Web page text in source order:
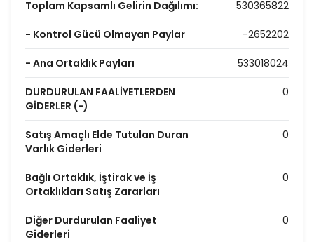
Toplam Kapsamlı Gelirin Dağılımı: 530365822
- Kontrol Gücü Olmayan Paylar -2652202
- Ana Ortaklık Payları 533018024
DURDURULAN FAALİYETLERDEN
GİDERLER (-)
0
Satış Amaçlı Elde Tutulan Duran
Varlık Giderleri
0
Bağlı Ortaklık, İştirak ve İş
Ortaklıkları Satış Zararları
0
Diğer Durdurulan Faaliyet
Giderleri
0